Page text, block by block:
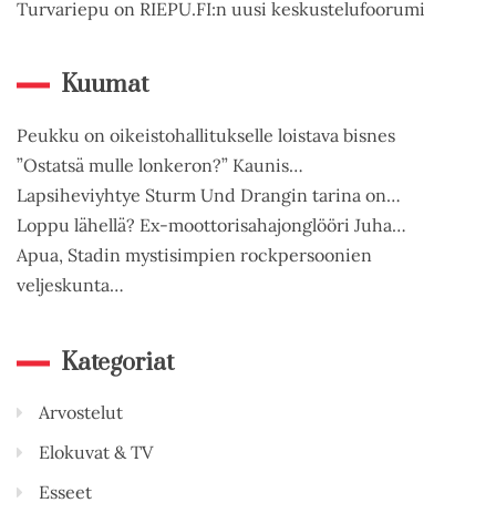
Turvariepu on RIEPU.FI:n uusi keskustelufoorumi
Kuumat
Peukku on oikeistohallitukselle loistava bisnes
”Ostatsä mulle lonkeron?” Kaunis…
Lapsiheviyhtye Sturm Und Drangin tarina on…
Loppu lähellä? Ex-moottorisahajonglööri Juha…
Apua, Stadin mystisimpien rockpersoonien
veljeskunta…
Kategoriat
Arvostelut
Elokuvat & TV
Esseet